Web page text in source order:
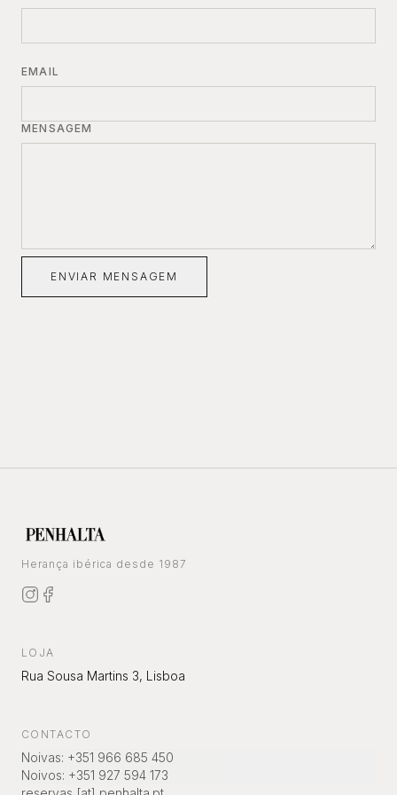
EMAIL
MENSAGEM
ENVIAR MENSAGEM
Herança ibérica desde 1987
LOJA
Rua Sousa Martins 3, Lisboa
CONTACTO
Noivas: +351 966 685 450
Noivos: +351 927 594 173